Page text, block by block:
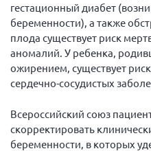
Ульяновская область
Челябинская область
Ярославская область
гестационный диабет
беременности), а также
плода существует риск
аномалий. У ребенка,
ожирением, существует
сердечно-сосудистых
Всероссийский союз
скорректировать
беременности, в которых